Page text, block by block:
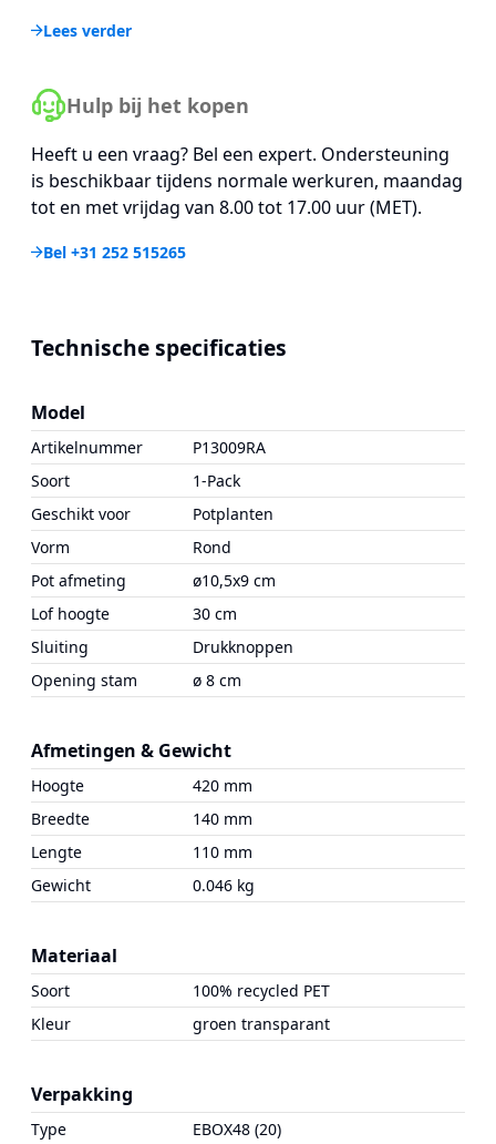
Lees verder
Hulp bij het kopen
Heeft u een vraag? Bel een expert. Ondersteuning
is beschikbaar tijdens normale werkuren, maandag
tot en met vrijdag van 8.00 tot 17.00 uur (MET).
Bel +31 252 515265
Technische specificaties
Model
Artikelnummer
P13009RA
Soort
1-Pack
Geschikt voor
Potplanten
Vorm
Rond
Pot afmeting
ø10,5x9 cm
Lof hoogte
30 cm
Sluiting
Drukknoppen
Opening stam
ø 8 cm
Afmetingen & Gewicht
Hoogte
420 mm
Breedte
140 mm
Lengte
110 mm
Gewicht
0.046 kg
Materiaal
Soort
100% recycled PET
Kleur
groen transparant
Verpakking
Type EBOX48 (20)